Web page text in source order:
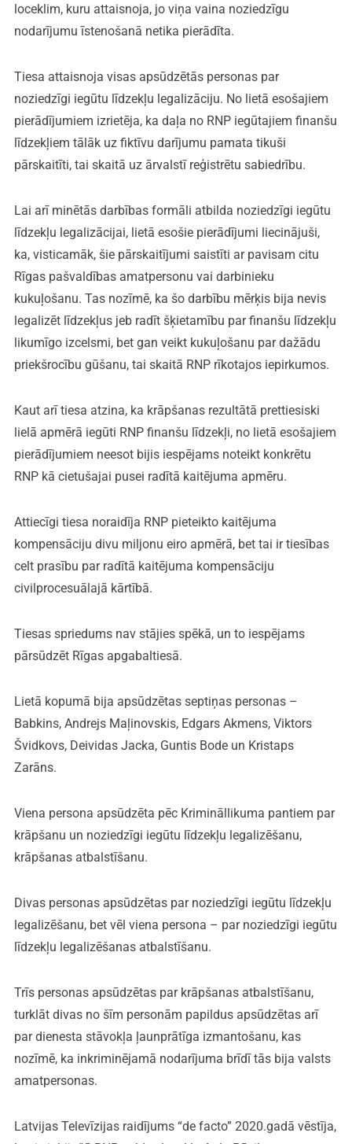
loceklim, kuru attaisnoja, jo viņa vaina noziedzīgu
nodarījumu īstenošanā netika pierādīta.
Tiesa attaisnoja visas apsūdzētās personas par
noziedzīgi iegūtu līdzekļu legalizāciju. No lietā esošajiem
pierādījumiem izrietēja, ka daļa no RNP iegūtajiem finanšu
līdzekļiem tālāk uz fiktīvu darījumu pamata tikuši
pārskaitīti, tai skaitā uz ārvalstī reģistrētu sabiedrību.
Lai arī minētās darbības formāli atbilda noziedzīgi iegūtu
līdzekļu legalizācijai, lietā esošie pierādījumi liecinājuši,
ka, visticamāk, šie pārskaitījumi saistīti ar pavisam citu
Rīgas pašvaldības amatpersonu vai darbinieku
kukuļošanu. Tas nozīmē, ka šo darbību mērķis bija nevis
legalizēt līdzekļus jeb radīt šķietamību par finanšu līdzekļu
likumīgo izcelsmi, bet gan veikt kukuļošanu par dažādu
priekšrocību gūšanu, tai skaitā RNP rīkotajos iepirkumos.
Kaut arī tiesa atzina, ka krāpšanas rezultātā prettiesiski
lielā apmērā iegūti RNP finanšu līdzekļi, no lietā esošajiem
pierādījumiem neesot bijis iespējams noteikt konkrētu
RNP kā cietušajai pusei radītā kaitējuma apmēru.
Attiecīgi tiesa noraidīja RNP pieteikto kaitējuma
kompensāciju divu miljonu eiro apmērā, bet tai ir tiesības
celt prasību par radītā kaitējuma kompensāciju
civilprocesuālajā kārtībā.
Tiesas spriedums nav stājies spēkā, un to iespējams
pārsūdzēt Rīgas apgabaltiesā.
Lietā kopumā bija apsūdzētas septiņas personas –
Babkins, Andrejs Maļinovskis, Edgars Akmens, Viktors
Švidkovs, Deividas Jacka, Guntis Bode un Kristaps
Zarāns.
Viena persona apsūdzēta pēc Krimināllikuma pantiem par
krāpšanu un noziedzīgi iegūtu līdzekļu legalizēšanu,
krāpšanas atbalstīšanu.
Divas personas apsūdzētas par noziedzīgi iegūtu līdzekļu
legalizēšanu, bet vēl viena persona – par noziedzīgi iegūtu
līdzekļu legalizēšanas atbalstīšanu.
Trīs personas apsūdzētas par krāpšanas atbalstīšanu,
turklāt divas no šīm personām papildus apsūdzētas arī
par dienesta stāvokļa ļaunprātīga izmantošanu, kas
nozīmē, ka inkriminējamā nodarījuma brīdī tās bija valsts
amatpersonas.
Latvijas Televīzijas raidījums “de facto” 2020.gadā vēstīja,